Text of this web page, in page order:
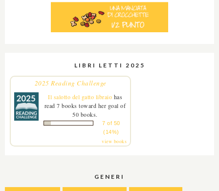
LIBRI LETTI 2025
2025 Reading Challenge
Il salotto del gatto libraio has
read 7 books toward her goal of
50 books.
7 of 50
(14%)
view books
GENERI